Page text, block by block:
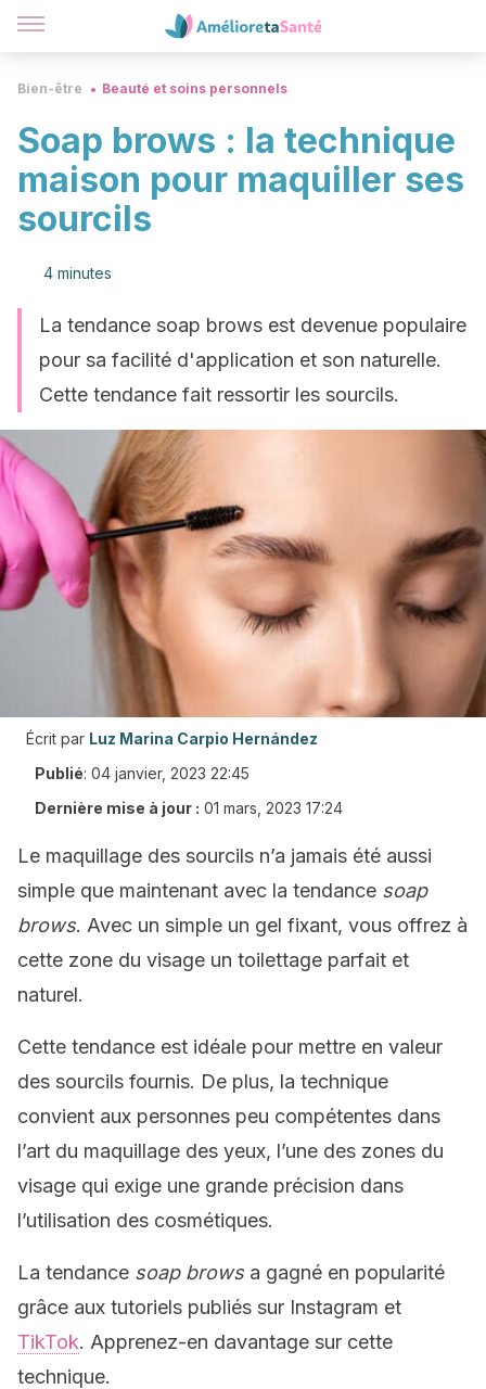
Bien-être Beauté et soins personnels
Soap brows : la technique
maison pour maquiller ses
sourcils
4 minutes
La tendance soap brows est devenue populaire
pour sa facilité d'application et son naturelle.
Cette tendance fait ressortir les sourcils.
Écrit par Luz Marina Carpio Hernández
Publié: 04 janvier, 2023 22:45
Dernière mise à jour : 01 mars, 2023 17:24
Le maquillage des sourcils n’a jamais été aussi
simple que maintenant avec la tendance soap
brows. Avec un simple un gel fixant, vous offrez à
cette zone du visage un toilettage parfait et
naturel.
Cette tendance est idéale pour mettre en valeur
des sourcils fournis. De plus, la technique
convient aux personnes peu compétentes dans
l’art du maquillage des yeux, l’une des zones du
visage qui exige une grande précision dans
l’utilisation des cosmétiques.
La tendance soap browsa gagné en popularité
grâce aux tutoriels publiés sur Instagram et
TikTok. Apprenez-en davantage sur cette
technique.